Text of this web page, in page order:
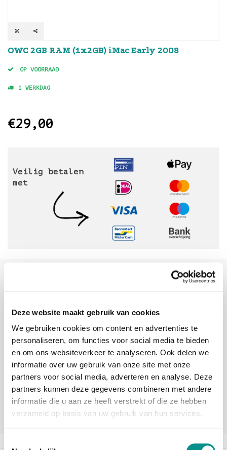
Deze website maakt gebruik van cookies
We gebruiken cookies om content en advertenties te
personaliseren, om functies voor social media te bieden
en om ons websiteverkeer te analyseren. Ook delen we
informatie over uw gebruik van onze site met onze
partners voor social media, adverteren en analyse. Deze
partners kunnen deze gegevens combineren met andere
informatie die u aan ze heeft verstrekt of die ze hebben
verzameld op basis van uw gebruik van hun services.
OWC 2GB RAM (1x2GB) iMac Early 2008
OP VOORRAAD
1 WERKDAG
€29,00
Veilig betalen
met
Vandaag besteld, morgen in huis
beoordelingen